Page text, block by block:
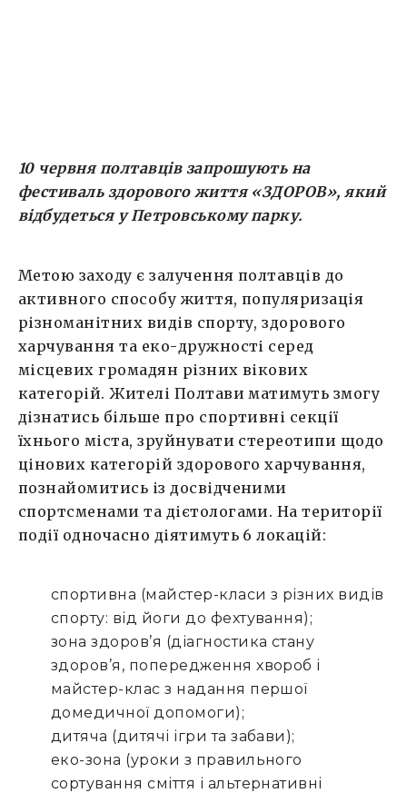
10 червня полтавців запрошують на
фестиваль здорового життя «ЗДОРОВ», який
відбудеться у Петровському парку.
Метою заходу є залучення полтавців до
активного способу життя, популяризація
різноманітних видів спорту, здорового
харчування та еко-дружності серед
місцевих громадян різних вікових
категорій. Жителі Полтави матимуть змогу
дізнатись більше про спортивні секції
їхнього міста, зруйнувати стереотипи щодо
цінових категорій здорового харчування,
познайомитись із досвідченими
спортсменами та дієтологами. На території
події одночасно діятимуть 6 локацій:
спортивна (майстер-класи з різних видів
спорту: від йоги до фехтування);
зона здоров’я (діагностика стану
здоров’я, попередження хвороб і
майстер-клас з надання першої
домедичної допомоги);
дитяча (дитячі ігри та забави);
еко-зона (уроки з правильного
сортування сміття і альтернативні